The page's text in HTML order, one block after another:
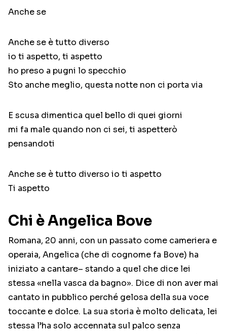
Anche se
Anche se è tutto diverso
io ti aspetto, ti aspetto
ho preso a pugni lo specchio
Sto anche meglio, questa notte non ci porta via
E scusa dimentica quel bello di quei giorni
mi fa male quando non ci sei, ti aspetterò
pensandoti
Anche se è tutto diverso io ti aspetto
Ti aspetto
Chi è Angelica Bove
Romana, 20 anni, con un passato come cameriera e
operaia, Angelica (che di cognome fa Bove) ha
iniziato a cantare– stando a quel che dice lei
stessa «nella vasca da bagno». Dice di non aver mai
cantato in pubblico perché gelosa della sua voce
toccante e dolce. La sua storia è molto delicata, lei
stessa l’ha solo accennata sul palco senza